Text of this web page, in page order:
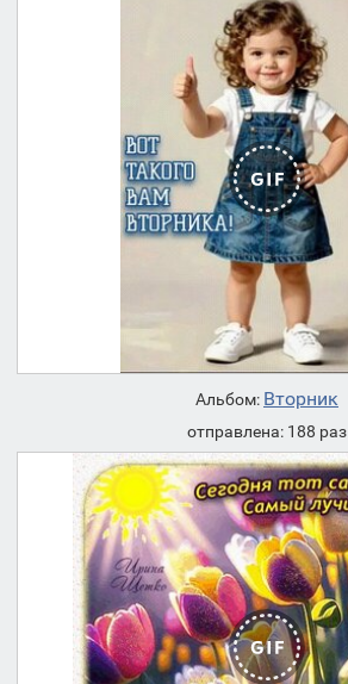
Альбом: Вторник
отправлена: 188 раз